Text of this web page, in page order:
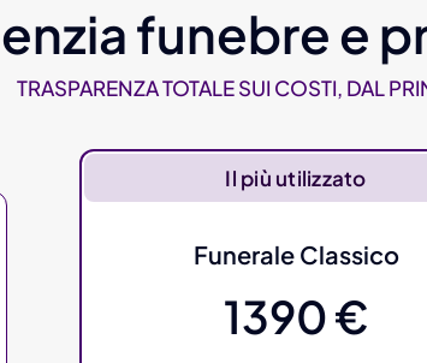
funebre e
TRASPARENZA TOTALE SUI COSTI, DAL
Il più utilizzato
Funerale Classico
1390 €